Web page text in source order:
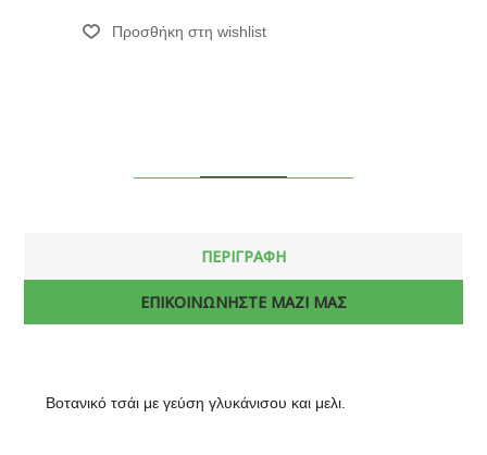
ΠΕΡΙΓΡΑΦΗ
ΕΠΙΚΟΙΝΩΝΗΣΤΕ ΜΑΖΙ ΜΑΣ
Βοτανικό τσάι με γεύση γλυκάνισου και μελι.